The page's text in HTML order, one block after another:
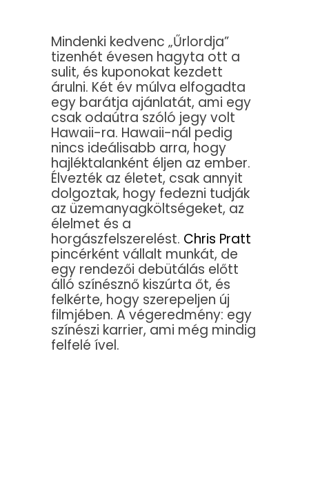
Mindenki kedvenc „Űrlordja”
tizenhét évesen hagyta ott a
sulit, és kuponokat kezdett
árulni. Két év múlva elfogadta
egy barátja ajánlatát, ami egy
csak odaútra szóló jegy volt
Hawaii-ra. Hawaii-nál pedig
nincs ideálisabb arra, hogy
hajléktalanként éljen az ember.
Élvezték az életet, csak annyit
dolgoztak, hogy fedezni tudják
az üzemanyagköltségeket, az
élelmet és a
horgászfelszerelést. Chris Pratt
pincérként vállalt munkát, de
egy rendezői debütálás előtt
álló színésznő kiszúrta őt, és
felkérte, hogy szerepeljen új
filmjében. A végeredmény: egy
színészi karrier, ami még mindig
felfelé ível.